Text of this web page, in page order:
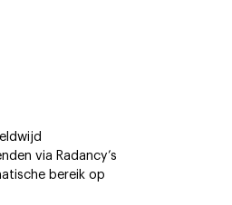
via Radancy’s
bereik op